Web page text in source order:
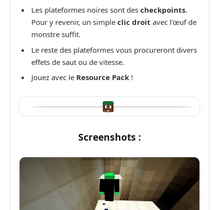
Les plateformes noires sont des checkpoints.
Pour y revenir, un simple clic droit avec l’œuf de
monstre suffit.
Le reste des plateformes vous procureront divers
effets de saut ou de vitesse.
Jouez avec le Resource Pack !
Screenshots :